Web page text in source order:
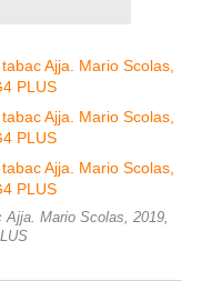
Ajja. Mario Scolas, 2019,